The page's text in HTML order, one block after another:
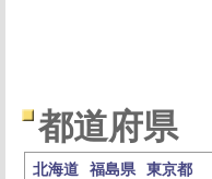
都道府県
北海道 福島県 東京都